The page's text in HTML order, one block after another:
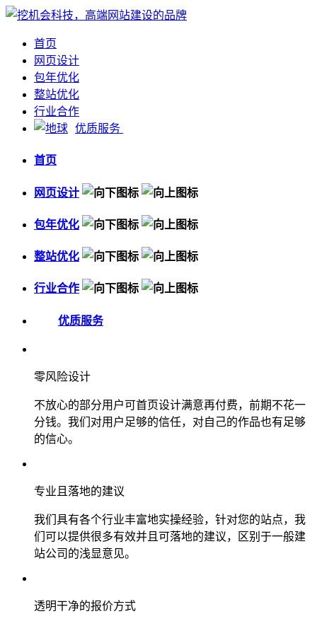
首页
网页设计
包年优化
整站优化
行业合作
优质服务
首页
网页设计
包年优化
整站优化
行业合作
优质服务
零风险设计
不放心的部分用户可首页设计满意再付费，前期不花一
分钱。我们对用户足够的信任，对自己的作品也有足够
的信心。
专业且落地的建议
我们具有各个行业丰富地实操经验，针对您的站点，我
们可以提供很多有效并且可落地的建议，区别于一般建
站公司的浅显意见。
透明干净的报价方式